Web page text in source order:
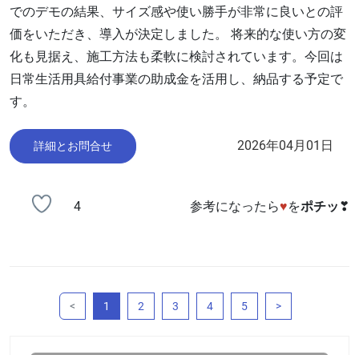
でのデモの結果、サイズ感や使い勝手が非常に良いとの評
価をいただき、導入が決定しました。 将来的な使い方の変
化も見据え、施工方法も柔軟に検討されています。今回は
日常生活用具給付事業の助成金を活用し、納品する予定で
す。
詳細とお問合せ 2026年04月01日
4 参考になったら♥をポチッ ❣
< 1 （このページ）
2 3 4 5 >